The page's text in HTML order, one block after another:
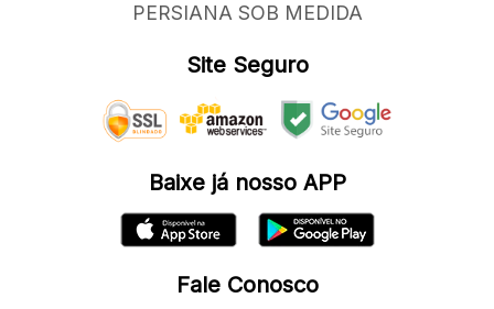
PERSIANA SOB MEDIDA
Site Seguro
Baixe já nosso APP
Fale Conosco